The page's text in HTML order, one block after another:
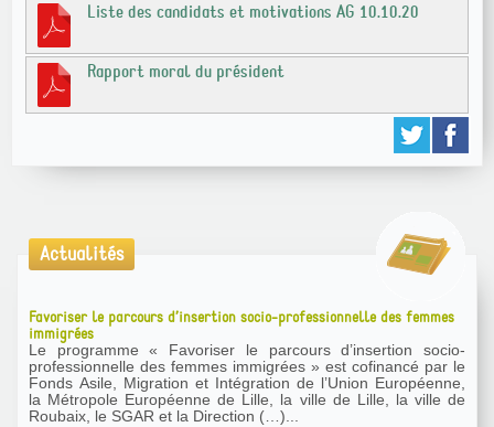
Liste des candidats et motivations AG 10.10.20
Rapport moral du président
Actualités
Favoriser le parcours d’insertion socio-professionnelle des femmes
immigrées
Le programme « Favoriser le parcours d’insertion socio-
professionnelle des femmes immigrées » est cofinancé par le
Fonds Asile, Migration et Intégration de l’Union Européenne,
la Métropole Européenne de Lille, la ville de Lille, la ville de
Roubaix, le SGAR et la Direction (…)...